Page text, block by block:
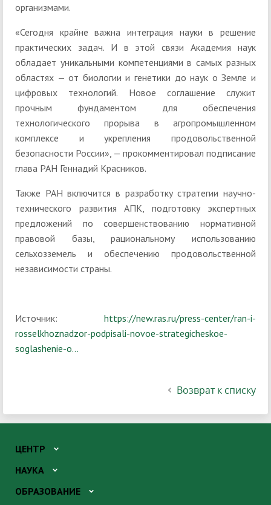
организмами.
«Сегодня крайне важна интеграция науки в решение
практических задач. И в этой связи Академия наук
обладает уникальными компетенциями в самых разных
областях — от биологии и генетики до наук о Земле и
цифровых технологий. Новое соглашение служит
прочным фундаментом для обеспечения
технологического прорыва в агропромышленном
комплексе и укрепления продовольственной
безопасности России», — прокомментировал подписание
глава РАН Геннадий Красников.
Также РАН включится в разработку стратегии научно-
технического развития АПК, подготовку экспертных
предложений по совершенствованию нормативной
правовой базы, рациональному использованию
сельхозземель и обеспечению продовольственной
независимости страны.
Источник: https://new.ras.ru/press-center/ran-i-
rosselkhoznadzor-podpisali-novoe-strategicheskoe-
soglashenie-o...
Возврат к списку
ЦЕНТР
НАУКА
ОБРАЗОВАНИЕ